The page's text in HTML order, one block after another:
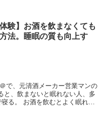
体験】お酒を飲まなくても
法。睡眠の質も向上す
で、元清酒メーカー営業マンの